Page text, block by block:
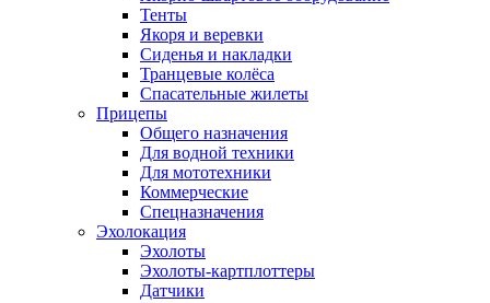
Тенты
Якоря и веревки
Сиденья и накладки
Транцевые колёса
Спасательные жилеты
Прицепы
Общего назначения
Для водной техники
Для мототехники
Коммерческие
Спецназначения
Эхолокация
Эхолоты
Эхолоты-картплоттеры
Датчики